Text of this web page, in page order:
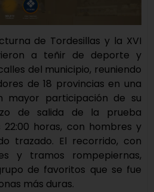
de Tordesillas y la XVI
a teñir de deporte y
del municipio, reuniendo
de 18 provincias en una
mayor participación de su
de salida de la prueba
horas, con hombres y
trazado. El recorrido, con
y tramos rompepiernas,
de favoritos que se fue
más duras.